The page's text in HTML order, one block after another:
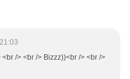
/> <br /> Bizzz))<br /> <br />